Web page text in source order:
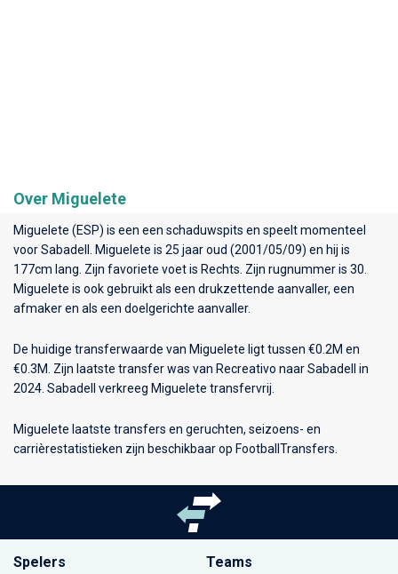
Over Miguelete
Miguelete (ESP) is een een schaduwspits en speelt momenteel
voorSabadell
. Miguelete is 25 jaar oud (2001/05/09) en hij is
177cm lang. Zijn favoriete voet is Rechts. Zijn rugnummer is 30.
Miguelete is ook gebruikt als een drukzettende aanvaller, een
afmaker en als een doelgerichte aanvaller.
De huidige transferwaarde van Miguelete ligt tussen €0.2M en
€0.3M. Zijn laatste transfer was van Recreativo naar Sabadell in
2024. Sabadell verkreeg Miguelete transfervrij.
Miguelete laatste transfers en geruchten, seizoens- en
carrièrestatistieken zijn beschikbaar op FootballTransfers.
Spelers Teams